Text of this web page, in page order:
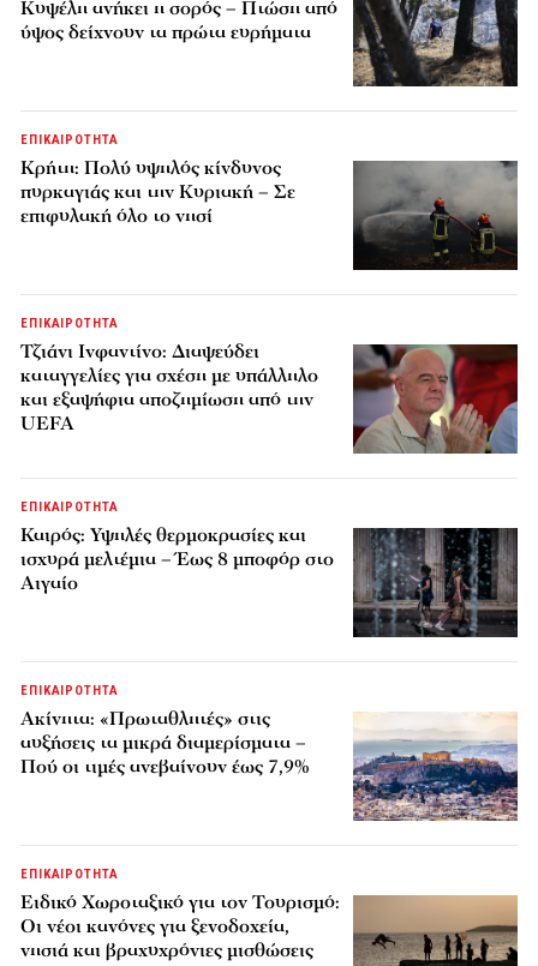
Κυψέλη ανήκει η σορός – Πτώση από
ύψος δείχνουν τα πρώτα ευρήματα
ΕΠΙΚΑΙΡΟΤΗΤΑ
Κρήτη: Πολύ υψηλός κίνδυνος
πυρκαγιάς και την Κυριακή – Σε
επιφυλακή όλο το νησί
ΕΠΙΚΑΙΡΟΤΗΤΑ
Τζιάνι Ινφαντίνο: Διαψεύδει
καταγγελίες για σχέση με υπάλληλο
και εξαψήφια αποζημίωση από την
UEFA
ΕΠΙΚΑΙΡΟΤΗΤΑ
Καιρός: Υψηλές θερμοκρασίες και
ισχυρά μελτέμια – Έως 8 μποφόρ στο
Αιγαίο
ΕΠΙΚΑΙΡΟΤΗΤΑ
Ακίνητα: «Πρωταθλητές» στις
αυξήσεις τα μικρά διαμερίσματα –
Πού οι τιμές ανεβαίνουν έως 7,9%
ΕΠΙΚΑΙΡΟΤΗΤΑ
Ειδικό Χωροταξικό για τον Τουρισμό:
Οι νέοι κανόνες για ξενοδοχεία,
νησιά και βραχυχρόνιες μισθώσεις